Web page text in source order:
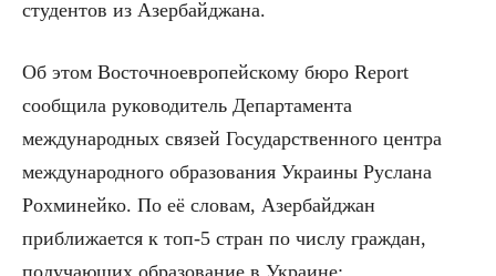
студентов из Азербайджана.
Об этом Восточноевропейскому бюро Report
сообщила руководитель Департамента
международных связей Государственного центра
международного образования Украины Руслана
Рохминейко. По её словам, Азербайджан
приближается к топ-5 стран по числу граждан,
получающих образование в Украине: